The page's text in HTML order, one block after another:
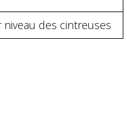
des cintreuses